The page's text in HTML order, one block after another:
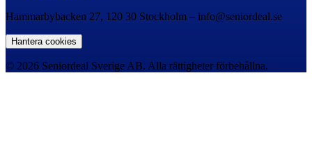
Hammarbybacken 27, 120 30 Stockholm – info@seniordeal.se
Hantera cookies
© 2026 Seniordeal Sverige AB. Alla rättigheter förbehållna.